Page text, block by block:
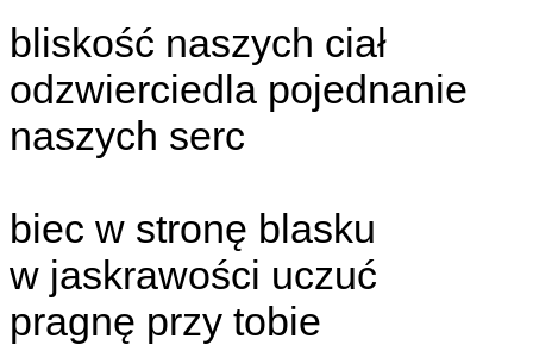
bliskość naszych ciał
odzwierciedla pojednanie
naszych serc
biec w stronę blasku
w jaskrawości uczuć
pragnę przy tobie